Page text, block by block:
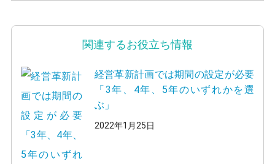
関連するお役立ち情報
経営革新計画では期間の設定が必要
「3年、4年、5年のいずれかを選
ぶ」
2022年1月25日